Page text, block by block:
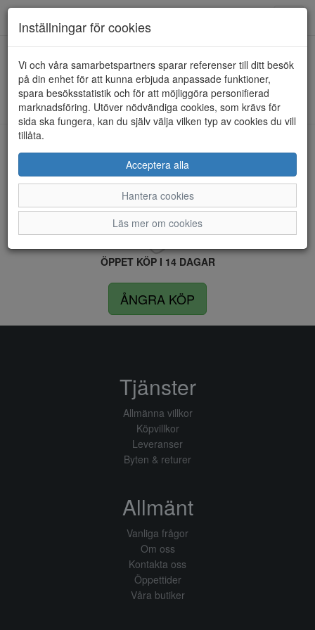
HEM RIEKER
Kunde inte hitta några artiklar...
LEVERANS INOM 4 DAGAR INOM SVERIGE
FRI FRAKT VID KÖP ÖVER 1.500 KR
ÖPPET KÖP I 14 DAGAR
ÅNGRA KÖP
Inställningar för cookies
Vi och våra samarbetspartners sparar referenser till ditt besök
på din enhet för att kunna erbjuda anpassade funktioner,
spara besöksstatistik och för att möjliggöra personifierad
marknadsföring. Utöver nödvändiga cookies, som krävs för
sida ska fungera, kan du själv välja vilken typ av cookies du vill
tillåta.
Acceptera alla
Hantera cookies
Läs mer om cookies
Tjänster
Allmänna villkor
Köpvillkor
Leveranser
Byten & returer
Allmänt
Vanliga frågor
Om oss
Kontakta oss
Öppettider
Våra butiker